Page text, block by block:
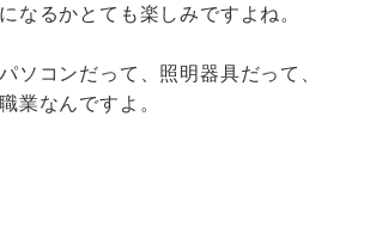
なるかとても楽しみですよね。
ソコンだって、照明器具だって、
業なんですよ。